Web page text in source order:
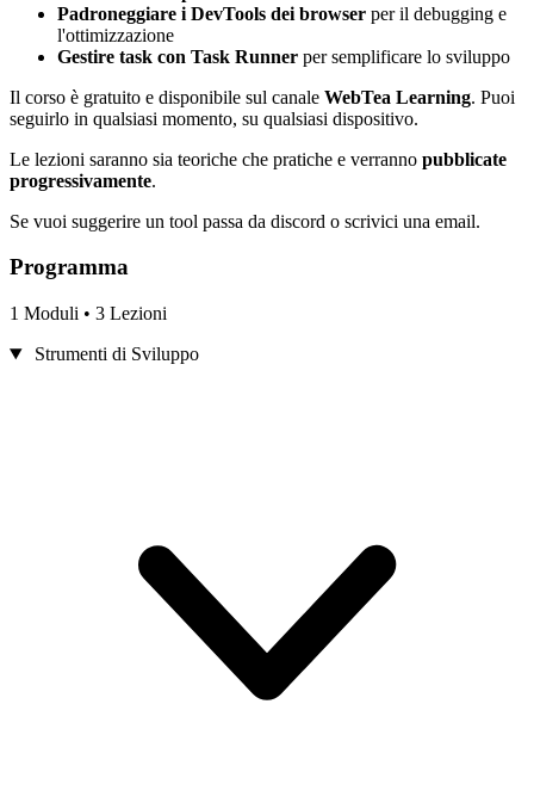
Padroneggiare i DevTools dei browser per il debugging e
l'ottimizzazione
Gestire task con Task Runner per semplificare lo sviluppo
Il corso è gratuito e disponibile sul canale WebTea Learning. Puoi
seguirlo in qualsiasi momento, su qualsiasi dispositivo.
Le lezioni saranno sia teoriche che pratiche e verranno pubblicate
progressivamente.
Se vuoi suggerire un tool passa da discord o scrivici una email.
Programma
1 Moduli • 3 Lezioni
Strumenti di Sviluppo